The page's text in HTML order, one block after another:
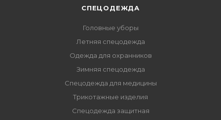
СПЕЦОДЕЖДА
Головные уборы
Летняя спецодежда
Одежда для охранников
Зимняя спецодежда
Спецодежда для медицины
Трикотажные изделия
Спецодежда защитная